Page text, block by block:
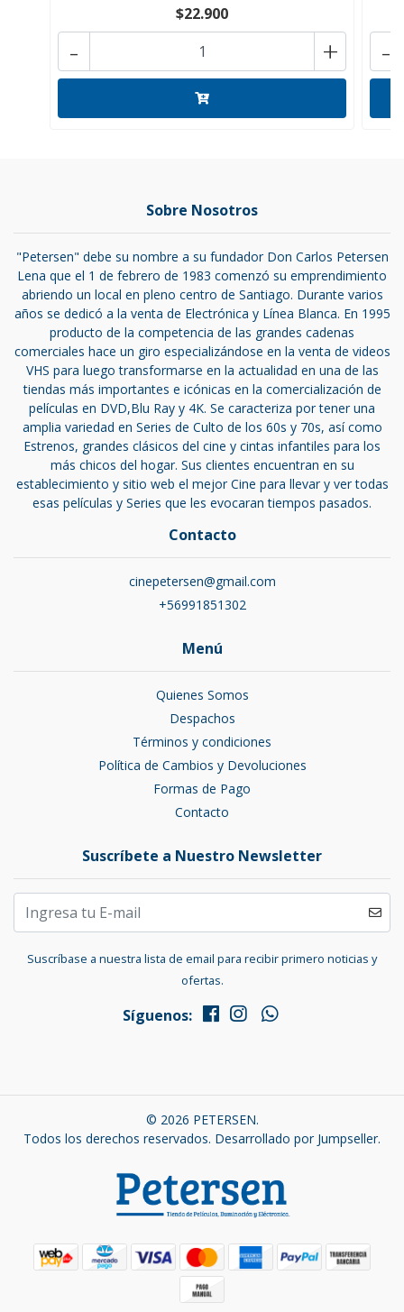
$22.900
+
- -
Sobre Nosotros
"Petersen" debe su nombre a su fundador Don Carlos Petersen
Lena que el 1 de febrero de 1983 comenzó su emprendimiento
abriendo un local en pleno centro de Santiago. Durante varios
años se dedicó a la venta de Electrónica y Línea Blanca. En 1995
producto de la competencia de las grandes cadenas
comerciales hace un giro especializándose en la venta de videos
VHS para luego transformarse en la actualidad en una de las
tiendas más importantes e icónicas en la comercialización de
películas en DVD,Blu Ray y 4K. Se caracteriza por tener una
amplia variedad en Series de Culto de los 60s y 70s, así como
Estrenos, grandes clásicos del cine y cintas infantiles para los
más chicos del hogar. Sus clientes encuentran en su
establecimiento y sitio web el mejor Cine para llevar y ver todas
esas películas y Series que les evocaran tiempos pasados.
Contacto
cinepetersen@gmail.com
+56991851302
Menú
Quienes Somos
Despachos
Términos y condiciones
Política de Cambios y Devoluciones
Formas de Pago
Contacto
Suscríbete a Nuestro Newsletter
Suscríbase a nuestra lista de email para recibir primero noticias y
ofertas.
Síguenos:
© 2026 PETERSEN.
Todos los derechos reservados. Desarrollado por Jumpseller.